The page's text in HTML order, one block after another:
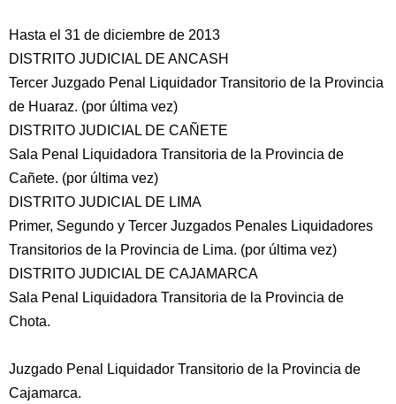
Hasta el 31 de diciembre de 2013
DISTRITO JUDICIAL DE ANCASH
Tercer Juzgado Penal Liquidador Transitorio de la Provincia
de Huaraz. (por última vez)
DISTRITO JUDICIAL DE CAÑETE
Sala Penal Liquidadora Transitoria de la Provincia de
Cañete. (por última vez)
DISTRITO JUDICIAL DE LIMA
Primer, Segundo y Tercer Juzgados Penales Liquidadores
Transitorios de la Provincia de Lima. (por última vez)
DISTRITO JUDICIAL DE CAJAMARCA
Sala Penal Liquidadora Transitoria de la Provincia de
Chota.
Juzgado Penal Liquidador Transitorio de la Provincia de
Cajamarca.